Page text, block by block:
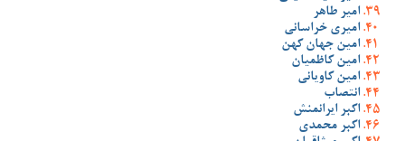
امیر طاهر
امیری خراسانی
امین جهان کهن
امین کاظمیان
امین کاویانی
انتصاب
اکبر ایرانمنش
اکبر محمدی